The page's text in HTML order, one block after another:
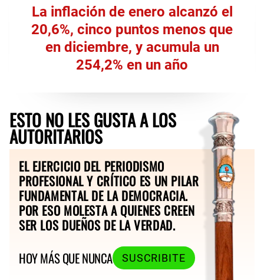
La inflación de enero alcanzó el
20,6%, cinco puntos menos que
en diciembre, y acumula un
254,2% en un año
ESTO NO LES GUSTA A LOS
AUTORITARIOS
EL EJERCICIO DEL PERIODISMO
PROFESIONAL Y CRÍTICO ES UN PILAR
FUNDAMENTAL DE LA DEMOCRACIA.
POR ESO MOLESTA A QUIENES CREEN
SER LOS DUEÑOS DE LA VERDAD.
HOY MÁS QUE NUNCA
SUSCRIBITE